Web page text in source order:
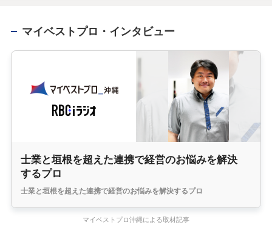
マイベストプロ・インタビュー
士業と垣根を超えた連携で経営のお悩みを解決
するプロ
士業と垣根を超えた連携で経営のお悩みを解決するプロ
マイベストプロ沖縄による取材記事